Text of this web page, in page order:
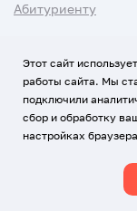
Абитуриенту
Использование
Политика обработки
© Все
Этот сайт
работы сайта. Мы
подключили
сбор и обработку
настройках